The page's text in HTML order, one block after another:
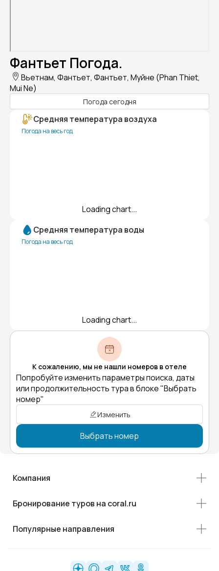
Фантьет Погода.
Вьетнам, Фантьет, Фантьет, Муйне (Phan Thiet,
Mui Ne)
Погода сегодня
Средняя температура воздуха
Погода на весь год
Loading chart...
Средняя температура воды
Погода на весь год
Loading chart...
К сожалению, мы не нашли номеров в отеле
Попробуйте изменить параметры поиска, даты
или продолжительность тура в блоке "Выбрать
номер"
Изменить
Выбрать номер
Компания
Бронирование туров на coral.ru
Популярные направления